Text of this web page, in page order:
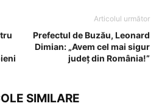
Articolul următor
Prefectul de Buzău, Leonard
Dimian: „Avem cel mai sigur
județ din România!”
SIMILARE